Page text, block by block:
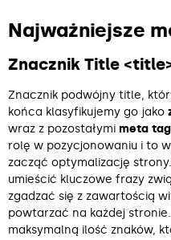
Najważniejsze
Znacznik Title
Znacznik podwójny title,
końca klasyfikujemy go jako
wraz z pozostałymi meta
rolę w pozycjonowaniu i to
zacząć optymalizację
umieścić kluczowe frazy
zgadzać się z zawartością
powtarzać na każdej stronie.
maksymalną ilość znaków,